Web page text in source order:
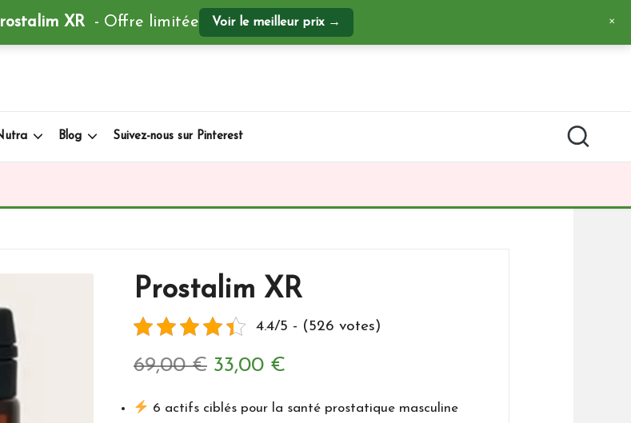
Blog Suivez-nous sur Pinterest
Prostalim XR
4.4/5 - (526 votes)
69,00€ Le
prix
33,00 €
prix
6 actifs ciblés pour la santé prostatique masculine
XR - Offre limitée Voir le meilleur prix → ✕